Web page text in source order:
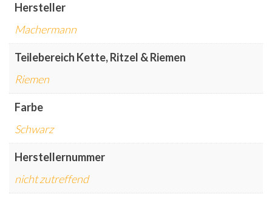
Hersteller
Machermann
Teilebereich Kette, Ritzel & Riemen
Riemen
Farbe
Schwarz
Herstellernummer
nicht zutreffend